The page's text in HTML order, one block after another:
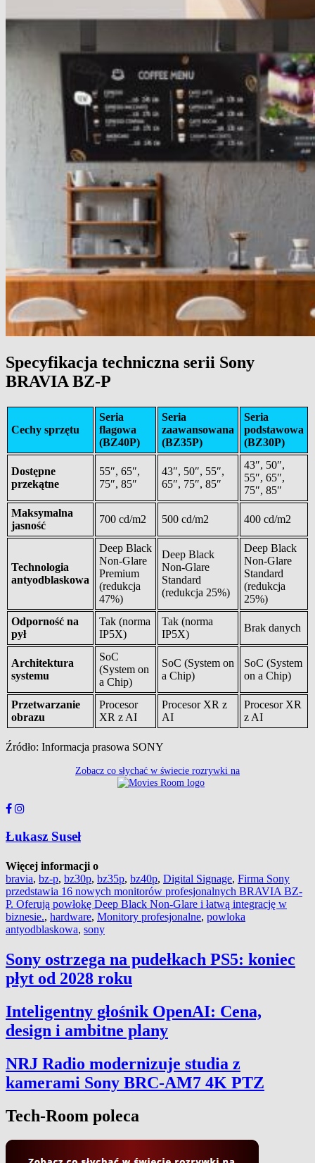
Specyfikacja techniczna serii Sony
BRAVIA BZ-P
Cechy sprzętu
Seria
flagowa
(BZ40P)
Seria
zaawansowana
(BZ35P)
Seria
podstawowa
(BZ30P)
Dostępne
przekątne
55″, 65″,
75″, 85″
43″, 50″, 55″,
65″, 75″, 85″
43″, 50″,
55″, 65″,
75″, 85″
Maksymalna
jasność
700 cd/m2 500 cd/m2 400 cd/m2
Technologia
antyodblaskowa
Deep Black
Non-Glare
Premium
(redukcja
47%)
Deep Black
Non-Glare
Standard
(redukcja 25%)
Deep Black
Non-Glare
Standard
(redukcja
25%)
Odporność na
pył
Tak (norma
IP5X)
Tak (norma
IP5X)
Brak danych
Architektura
systemu
SoC
(System on
a Chip)
SoC (System on
a Chip)
SoC (System
on a Chip)
Przetwarzanie
obrazu
Procesor
XR z AI
Procesor XR z
AI
Procesor XR
z AI
Źródło: Informacja prasowa SONY
Zobacz co słychać w świecie rozrywki na
Łukasz Suseł
Więcej informacji o
bravia, bz-p, bz30p, bz35p, bz40p, Digital Signage, Firma Sony
przedstawia 16 nowych monitorów profesjonalnych BRAVIA BZ-
P. Oferują powłokę Deep Black Non-Glare i łatwą integrację w
biznesie., hardware, Monitory profesjonalne, powloka
antyodblaskowa, sony
Sony ostrzega na pudełkach PS5: koniec
płyt od 2028 roku
Inteligentny głośnik OpenAI: Cena,
design i ambitne plany
NRJ Radio modernizuje studia z
kamerami Sony BRC-AM7 4K PTZ
Tech-Room poleca